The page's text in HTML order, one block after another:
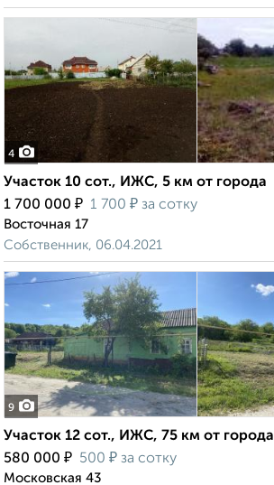
4
Участок 10 сот., ИЖС, 5 км от города
1 700 000 ₽ 1 700 ₽ за сотку
Восточная 17
Собственник, 06.04.2021
9
Участок 12 сот., ИЖС, 75 км от города
580 000 ₽ 500 ₽ за сотку
Московская 43